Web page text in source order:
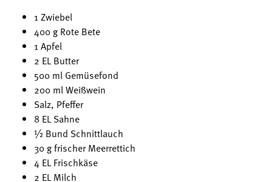
1 Zwiebel
400 g Rote Bete
1 Apfel
2 EL Butter
500 ml Gemüsefond
200 ml Weißwein
Salz, Pfeffer
8 EL Sahne
½ Bund Schnittlauch
30 g frischer Meerrettich
4 EL Frischkäse
2 EL Milch